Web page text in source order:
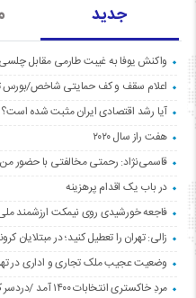
جدید
واکنش یوفا به غیبت طارمی مقابل چلسی
اعلام سقف و کف حمایتی شاخص/بورس
آیا رشد اقتصادی ایران مثبت شده است؟
هفت راز سال ۲۰۲۰
قاسمی‌نژاد: رحمتی مخالفتی با حضور
در باب یک اقدام پرهزینه
فاجعه خورشیدی روی نیمکت ارزشمند
زالی: تهران را تعطیل کنید؛ در مبتلایان
وضعیت عجیب ملک تجاری و اداری در تهران/
مردِ خاکستری انتخابات ۱۴۰۰ آمد /دردسر کلاب هاوس برای کاندیداها